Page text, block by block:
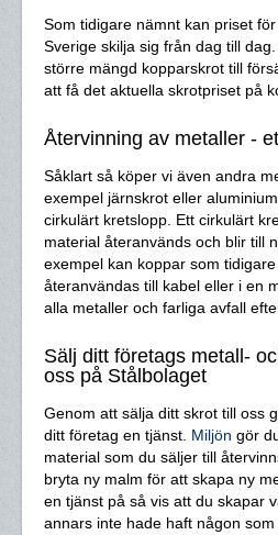
Som tidigare nämnt kan priset
Sverige skilja sig från dag till
större mängd kopparskrot till
att få det aktuella skrotpriset på
Återvinning av metaller -
Såklart så köper vi även andra
exempel järnskrot eller
cirkulärt kretslopp. Ett cirkulärt
material återanvänds och blir till
exempel kan koppar som
återanvändas till kabel eller i en
alla metaller och farliga avfall
Sälj ditt företags metall-
oss på Stålbolaget
Genom att sälja ditt skrot till oss
ditt företag en tjänst. Miljön gör
material som du säljer till
bryta ny malm för att skapa ny
en tjänst på så vis att du skapar
annars inte hade haft någon som